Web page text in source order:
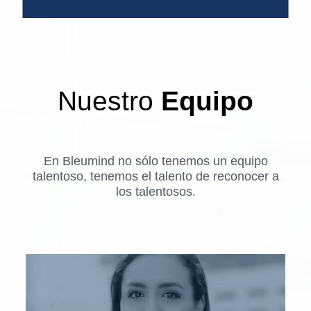
e
Nuestro Equipo
En Bleumind no sólo tenemos un equipo
talentoso, tenemos el talento de reconocer a
los talentosos.